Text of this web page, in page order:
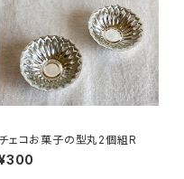
チェコお菓子の型丸2個組R